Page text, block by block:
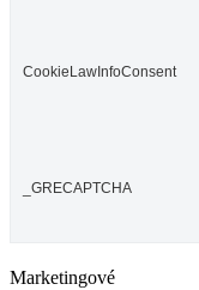
CookieLawInfoConsent
_GRECAPTCHA
Marketingové